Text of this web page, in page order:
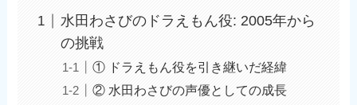
水田わさびのドラえもん役: 2005年から
の挑戦
① ドラえもん役を引き継いだ経緯
② 水田わさびの声優としての成長